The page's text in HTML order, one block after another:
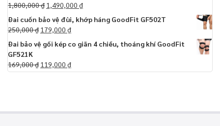
1,800,000₫ 1,490,000 ₫
Đai cuốn bảo vệ đùi, khớp háng GoodFit GF502T
250,000₫ 179,000 ₫
Đai bảo vệ gối kép co giãn 4 chiều, thoáng khí GoodFit
GF521K
169,000₫ 119,000 ₫